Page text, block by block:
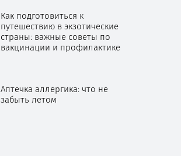
Как подготовиться к
путешествию в экзотические
страны: важные советы по
вакцинации и профилактике
Аптечка аллергика: что не
забыть летом